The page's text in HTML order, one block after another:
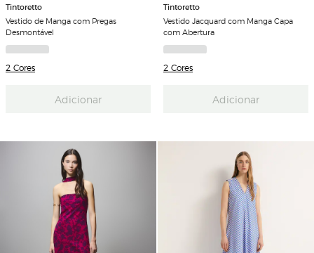
Tintoretto
Vestido de Manga com Pregas
Desmontável
2 Cores
Adicionar
Tintoretto
Vestido Jacquard com Manga Capa
com Abertura
2 Cores
Adicionar